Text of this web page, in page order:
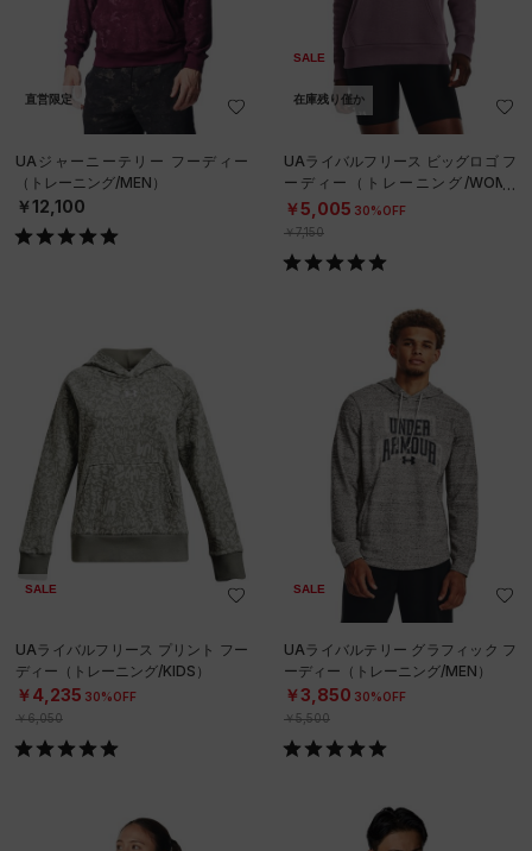
直営限定
UAジャーニーテリー フーディー
（トレーニング/MEN）
￥12,100
SALE
在庫残り僅か
UAライバルフリース ビッグロゴ フ
ーディー（トレーニング/WOME
N）
￥5,005 30%OFF
￥7,150
SALE
UAライバルフリース プリント フー
ディー（トレーニング/KIDS）
￥4,235 30%OFF
￥6,050
SALE
UAライバルテリー グラフィック フ
ーディー（トレーニング/MEN）
￥3,850 30%OFF
￥5,500